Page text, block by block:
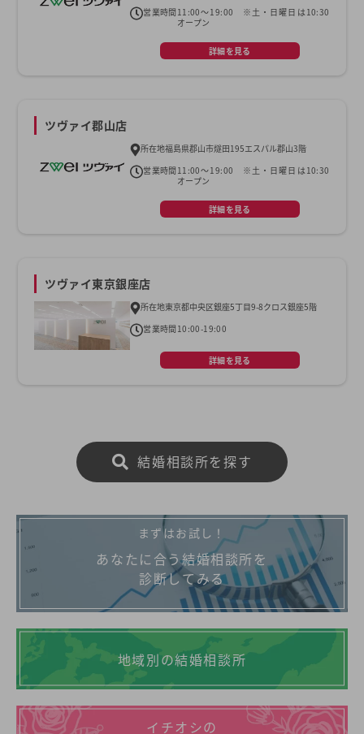
営業時間 11:00〜19:00 ※土・日曜日は10:30
オープン
詳細を見る
ツヴァイ郡山店
所在地福島県郡山市燧田195エスパル郡山3階
営業時間 11:00〜19:00 ※土・日曜日は10:30
オープン
詳細を見る
ツヴァイ東京銀座店
所在地東京都中央区銀座5丁目9-8クロス銀座5階
営業時間 10:00-19:00
詳細を見る
結婚相談所を探す
まずはお試し！
あなたに合う結婚相談所を
診断してみる
地域別の結婚相談所
イチオシの